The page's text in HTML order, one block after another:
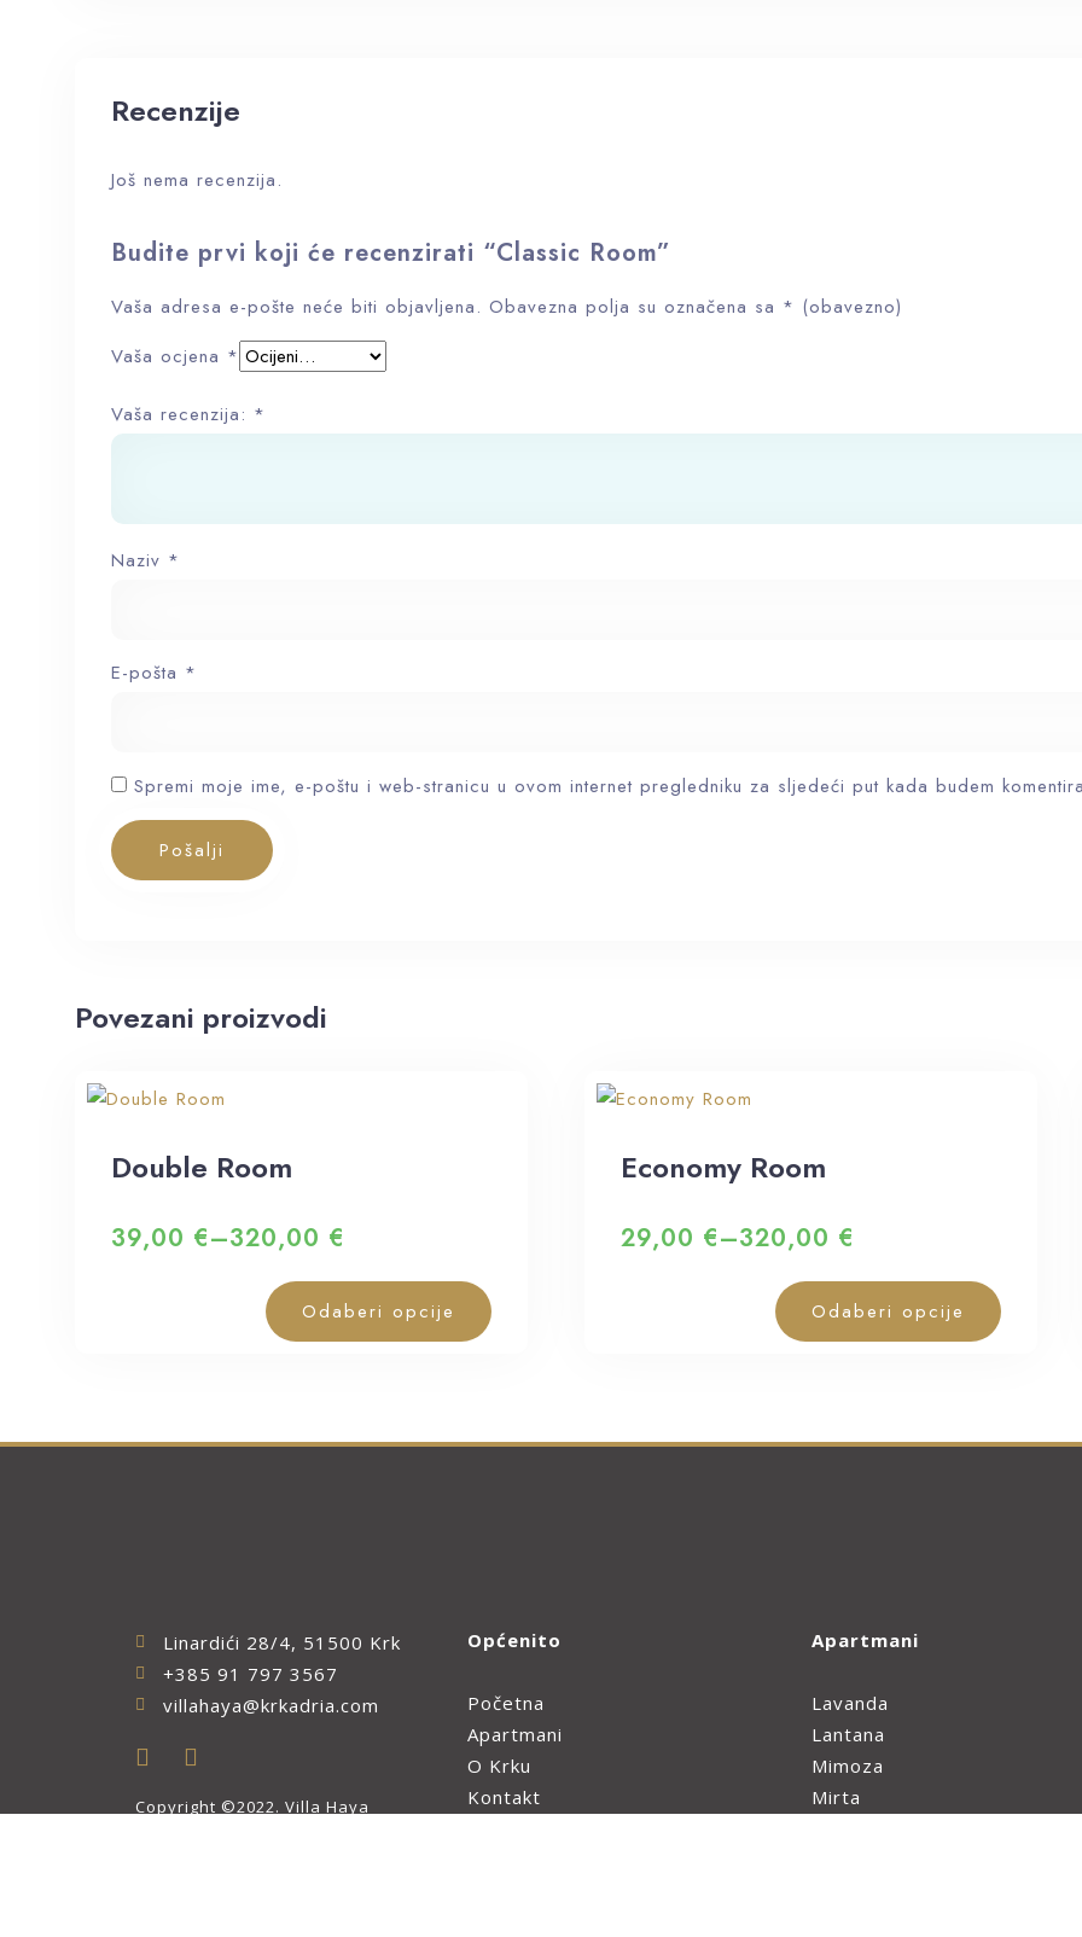
Recenzije
Još nema recenzija.
Budite prvi koji će recenzirati “Classic Room”
Vaša adresa e-pošte neće biti objavljena. Obavezna polja su označena sa * (obavezno)
Vaša ocjena *
Vaša recenzija: *
Naziv *
E-pošta *
Spremi moje ime, e-poštu i web-stranicu u ovom internet pregledniku za sljedeći put kada budem
Povezani proizvodi
Double Room
39,00 €–320,00 €
Odaberi opcije
Economy Room
29,00 €–320,00 €
Odaberi opcije
Linardići 28/4, 51500 Krk
+385 91 797 3567
villahaya@krkadria.com
Copyright ©2022. Villa Haya
Općenito
Početna
Apartmani
O Krku
Kontakt
Apartmani
Lavanda
Lantana
Mimoza
Mirta